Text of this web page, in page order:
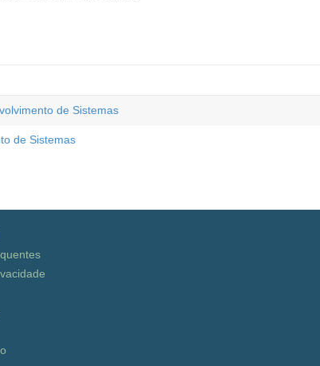
de Sistemas
de Sistemas